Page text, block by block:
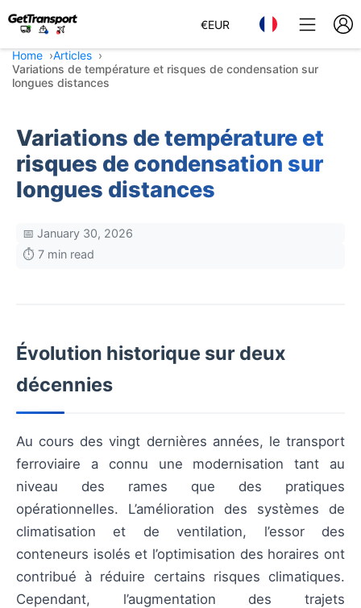
€EUR
Home
Articles
Variations de température et risques de condensation sur
longues distances
Variations de température et
risques de condensation sur
longues distances
📅 January 30, 2026
⏱️ 7 min read
Évolution historique sur deux
décennies
Au cours des vingt dernières années, le transport
ferroviaire a connu une modernisation tant au
niveau des rames que des pratiques
opérationnelles. L’amélioration des systèmes de
climatisation et de ventilation, l’essor des
conteneurs isolés et l’optimisation des horaires ont
contribué à réduire certains risques climatiques.
Cependant, l’augmentation des trajets